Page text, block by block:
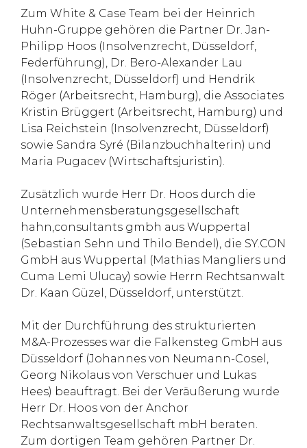
Zum White & Case Team bei der Heinrich
Huhn-Gruppe gehören die Partner Dr. Jan-
Philipp Hoos (Insolvenzrecht, Düsseldorf,
Federführung), Dr. Bero-Alexander Lau
(Insolvenzrecht, Düsseldorf) und Hendrik
Röger (Arbeitsrecht, Hamburg), die Associates
Kristin Brüggert (Arbeitsrecht, Hamburg) und
Lisa Reichstein (Insolvenzrecht, Düsseldorf)
sowie Sandra Syré (Bilanzbuchhalterin) und
Maria Pugacev (Wirtschaftsjuristin).
Zusätzlich wurde Herr Dr. Hoos durch die
Unternehmensberatungsgesellschaft
hahn,consultants gmbh aus Wuppertal
(Sebastian Sehn und Thilo Bendel), die SY.CON
GmbH aus Wuppertal (Mathias Mangliers und
Cuma Lemi Ulucay) sowie Herrn Rechtsanwalt
Dr. Kaan Güzel, Düsseldorf, unterstützt.
Mit der Durchführung des strukturierten
M&A-Prozesses war die Falkensteg GmbH aus
Düsseldorf (Johannes von Neumann-Cosel,
Georg Nikolaus von Verschuer und Lukas
Hees) beauftragt. Bei der Veräußerung wurde
Herr Dr. Hoos von der Anchor
Rechtsanwaltsgesellschaft mbH beraten.
Zum dortigen Team gehören Partner Dr.